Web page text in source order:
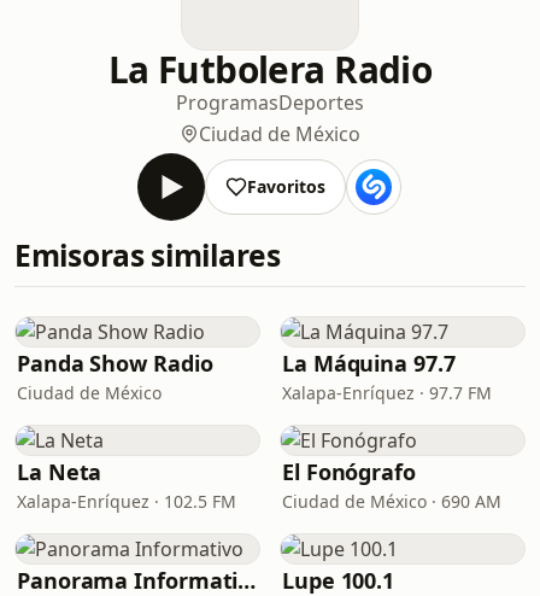
La Futbolera Radio
ProgramasDeportes
Ciudad de México
Favoritos
Emisoras similares
Panda Show Radio
Ciudad de México
La Máquina 97.7
Xalapa-Enríquez · 97.7 FM
La Neta
Xalapa-Enríquez · 102.5 FM
El Fonógrafo
Ciudad de México · 690 AM
Panorama Informativo Lupe 100.1